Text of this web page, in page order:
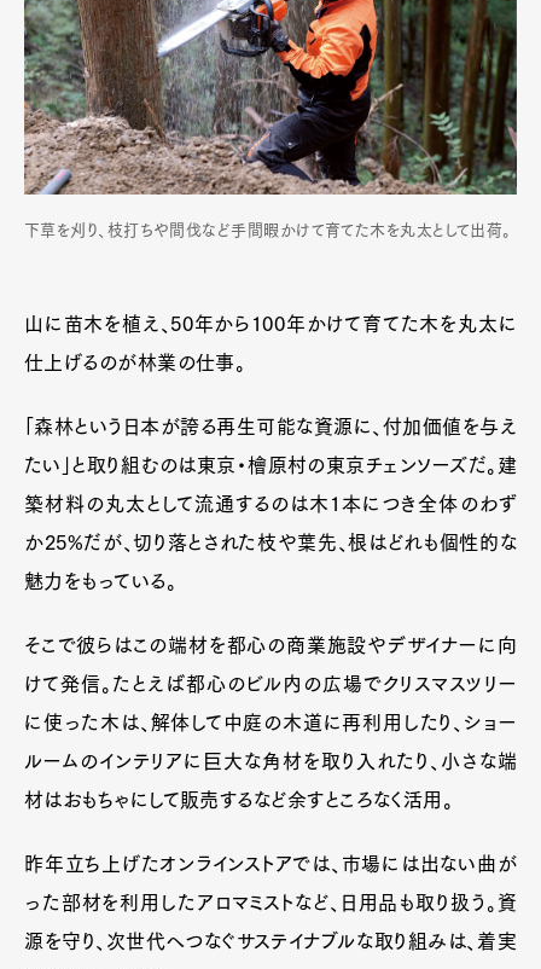
下草を刈り、枝打ちや間伐など手間暇かけて育てた木を丸太として出荷。
山に苗木を植え、50年から100年かけて育てた木を丸太に
仕上げるのが林業の仕事。
「森林という日本が誇る再生可能な資源に、付加価値を与え
たい」と取り組むのは東京・檜原村の東京チェンソーズだ。建
築材料の丸太として流通するのは木1本につき全体のわず
か25%だが、切り落とされた枝や葉先、根はどれも個性的な
魅力をもっている。
そこで彼らはこの端材を都心の商業施設やデザイナーに向
けて発信。たとえば都心のビル内の広場でクリスマスツリー
に使った木は、解体して中庭の木道に再利用したり、ショー
ルームのインテリアに巨大な角材を取り入れたり、小さな端
材はおもちゃにして販売するなど余すところなく活用。
昨年立ち上げたオンラインストアでは、市場には出ない曲が
った部材を利用したアロマミストなど、日用品も取り扱う。資
源を守り、次世代へつなぐサステイナブルな取り組みは、着実